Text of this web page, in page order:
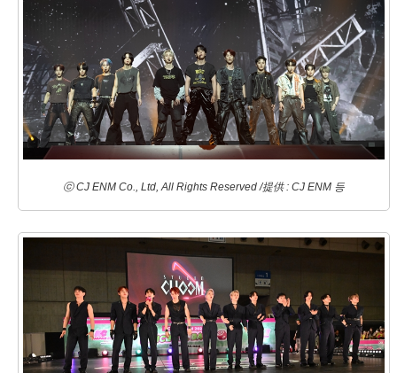
ⓒ CJ ENM Co., Ltd, All Rights Reserved /提供 : CJ ENM 등